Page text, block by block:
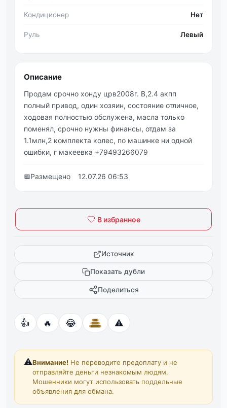
Кондиционер Нет
Руль Левый
Описание
Продам срочно хонду црв2008г. В,2.4 акпп
полный привод, один хозяин, состояние отличное,
ходовая полностью обслужена, масла только
поменял, срочно нужны финансы, отдам за
1.1млн,2 комплекта колес, по машинке ни одной
ошибки, г макеевка +79493266079
📅Размещено 12.07.26 06:53
В избранное
Источник
Показать дубли
Поделиться
👍 🔥 😂 ⚠️
⚠️Внимание! Не переводите предоплату и не
отправляйте деньги незнакомым людям.
Мошенники могут использовать поддельные
объявления для обмана.